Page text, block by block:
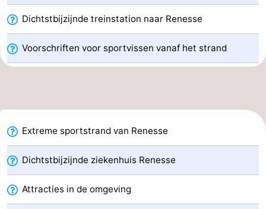
Speeltuinen
-
Binnenspeeltuinen
-
Bowlen
-
&
Steden
Natuur
Rondleidingen
Sporten
Dichtstbijzijnde treinstation naar Renesse
Voorschriften voor sportvissen vanaf het strand
Extreme sportstrand van Renesse
Dichtstbijzijnde ziekenhuis Renesse
Attracties in de omgeving